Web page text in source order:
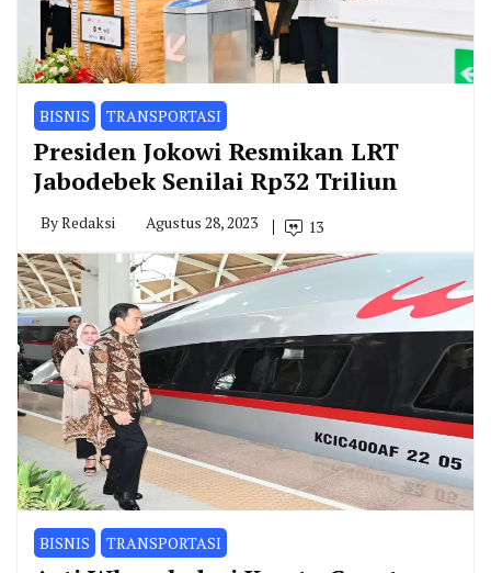
BISNIS TRANSPORTASI
Presiden Jokowi Resmikan LRT
Jabodebek Senilai Rp32 Triliun
ByRedaksi Agustus 28, 2023 13
BISNIS TRANSPORTASI